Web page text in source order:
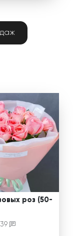
роз (50-
39